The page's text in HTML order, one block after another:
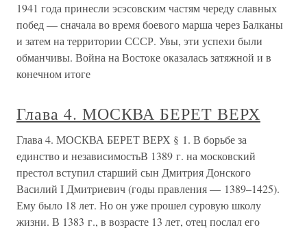
1941 года принесли эсэсовским частям череду славных
побед — сначала во время боевого марша через Балканы
и затем на территории СССР. Увы, эти успехи были
обманчивы. Война на Востоке оказалась затяжной и в
конечном итоге
Глава 4. МОСКВА БЕРЕТ ВЕРХ
Глава 4. МОСКВА БЕРЕТ ВЕРХ § 1. В борьбе за
единство и независимостьВ 1389 г. на московский
престол вступил старший сын Дмитрия Донского
Василий I Дмитриевич (годы правления — 1389–1425).
Ему было 18 лет. Но он уже прошел суровую школу
жизни. В 1383 г., в возрасте 13 лет, отец послал его